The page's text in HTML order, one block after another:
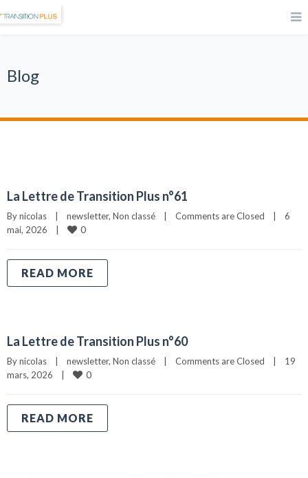
Blog
La Lettre de Transition Plus n°61
By nicolas newsletter, Non classé Comments are Closed
6
mai, 2026
0
READ MORE
La Lettre de Transition Plus n°60
By nicolas newsletter, Non classé Comments are Closed
19
mars, 2026
0
READ MORE